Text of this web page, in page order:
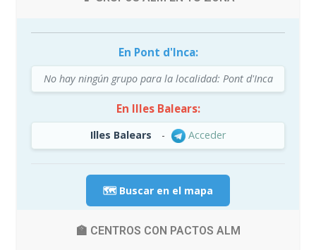
En Pont d'Inca:
No hay ningún grupo para la localidad: Pont d'Inca
En Illes Balears:
Illes Balears - Acceder
🗺️ Buscar en el mapa
🏫 CENTROS CON PACTOS ALM